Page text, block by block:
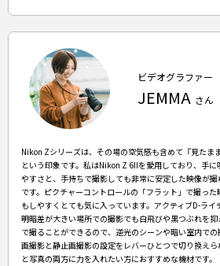
ビデオグラファー
JEMMA さん
Nikon Zシリーズは、その場の空気感も含めて『見たま
という印象です。私はNikon Z 6IIを愛用しており、手
やすさと、手持ちで撮影しても非常に安定した映像が
です。ピクチャーコントロールの「フラット」で撮っ
もしやすくとても気に入っています。アクティブD-ライ
明暗差が大きい場所での撮影でも白飛びや黒つぶれを
で撮ることができるので、逆光のシーンや暗い室内で
画撮影と静止画撮影の設定をレバーひとつで切り換え
と写真の両方に力を入れたい方におすすめな機材です。